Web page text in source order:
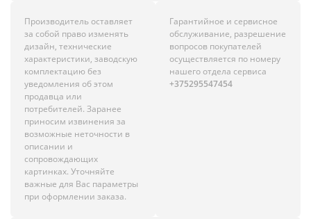
Производитель оставляет
за собой право изменять
дизайн, технические
характеристики, заводскую
комплектацию без
уведомления об этом
продавца или
потребителей. Заранее
приносим извинения за
возможные неточности в
описании и
сопровождающих
картинках. Уточняйте
важные для Вас параметры
при оформлении заказа.
Гарантийное и сервисное
обслуживание, разрешение
вопросов покупателей
осуществляется по номеру
нашего отдела сервиса
+375295547454